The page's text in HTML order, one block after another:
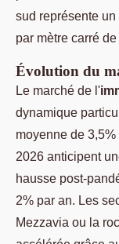
sud représente
par mètre carré
Évolution du
Le marché de l'
dynamique
moyenne de
2026 anticipent
hausse post-
2% par an. Les
Mezzavia ou la